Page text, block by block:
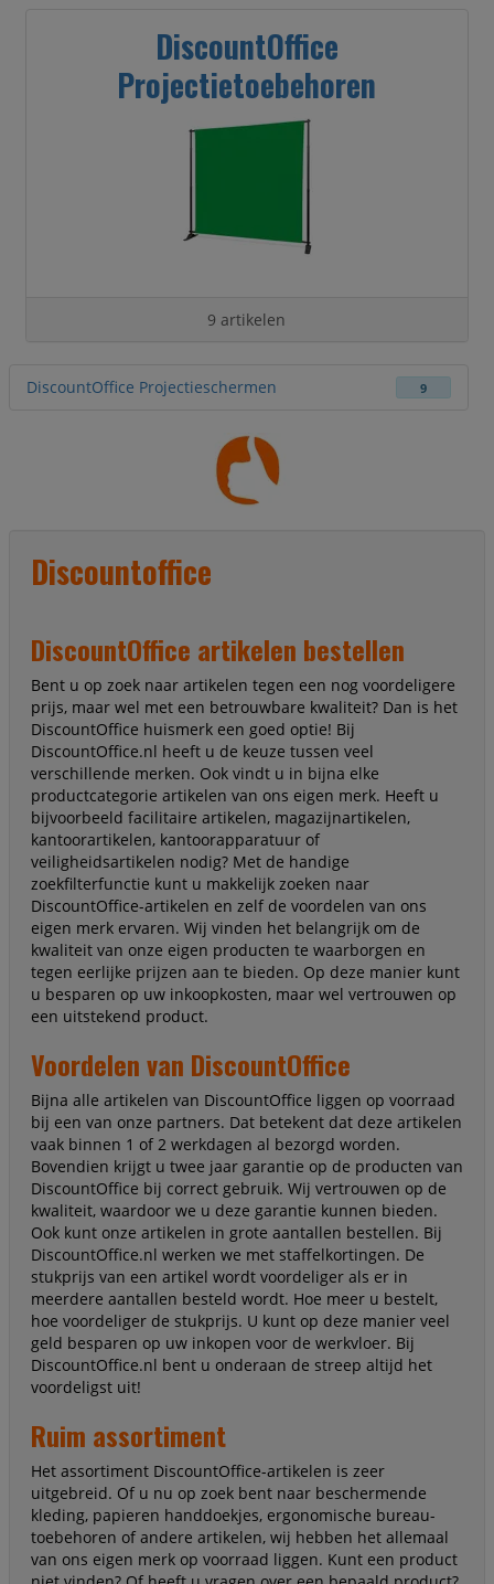
DiscountOffice
Projectietoebehoren
9 artikelen
DiscountOffice Projectieschermen 9
Discountoffice
DiscountOffice artikelen bestellen
Bent u op zoek naar artikelen tegen een nog voordeligere
prijs, maar wel met een betrouwbare kwaliteit? Dan is het
DiscountOffice huismerk een goed optie! Bij
DiscountOffice.nl heeft u de keuze tussen veel
verschillende merken. Ook vindt u in bijna elke
productcategorie artikelen van ons eigen merk. Heeft u
bijvoorbeeld facilitaire artikelen, magazijnartikelen,
kantoorartikelen, kantoorapparatuur of
veiligheidsartikelen nodig? Met de handige
zoekfilterfunctie kunt u makkelijk zoeken naar
DiscountOffice-artikelen en zelf de voordelen van ons
eigen merk ervaren. Wij vinden het belangrijk om de
kwaliteit van onze eigen producten te waarborgen en
tegen eerlijke prijzen aan te bieden. Op deze manier kunt
u besparen op uw inkoopkosten, maar wel vertrouwen op
een uitstekend product.
Voordelen van DiscountOffice
Bijna alle artikelen van DiscountOffice liggen op voorraad
bij een van onze partners. Dat betekent dat deze artikelen
vaak binnen 1 of 2 werkdagen al bezorgd worden.
Bovendien krijgt u twee jaar garantie op de producten van
DiscountOffice bij correct gebruik. Wij vertrouwen op de
kwaliteit, waardoor we u deze garantie kunnen bieden.
Ook kunt onze artikelen in grote aantallen bestellen. Bij
DiscountOffice.nl werken we met staffelkortingen. De
stukprijs van een artikel wordt voordeliger als er in
meerdere aantallen besteld wordt. Hoe meer u bestelt,
hoe voordeliger de stukprijs. U kunt op deze manier veel
geld besparen op uw inkopen voor de werkvloer. Bij
DiscountOffice.nl bent u onderaan de streep altijd het
voordeligst uit!
Ruim assortiment
Het assortiment DiscountOffice-artikelen is zeer
uitgebreid. Of u nu op zoek bent naar beschermende
kleding, papieren handdoekjes, ergonomische bureau-
toebehoren of andere artikelen, wij hebben het allemaal
van ons eigen merk op voorraad liggen. Kunt een product